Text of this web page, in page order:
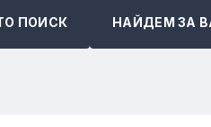
ПОИСК НАЙДЕМ ЗА